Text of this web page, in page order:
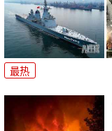
最热